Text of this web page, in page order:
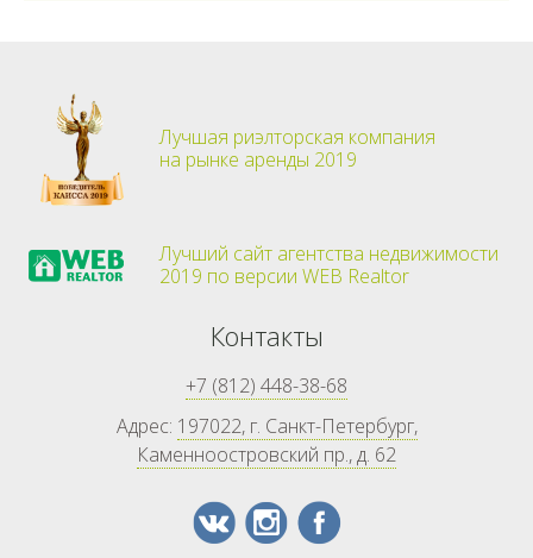
Лучшая риэлторская компания
на рынке аренды 2019
Лучший сайт агентства недвижимости
2019 по версии WEB Realtor
Контакты
+7 (812) 448-38-68
Адрес: 197022, г. Санкт-Петербург,
Каменноостровский пр., д. 62